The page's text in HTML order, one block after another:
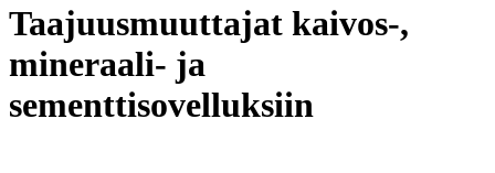
Taajuusmuuttajat kaivos-,
mineraali- ja
sementtisovelluksiin